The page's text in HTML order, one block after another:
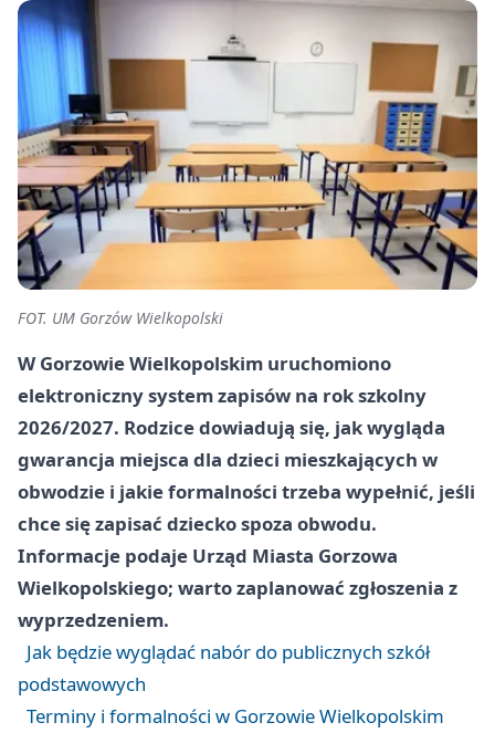
FOT. UM Gorzów Wielkopolski
W Gorzowie Wielkopolskim uruchomiono
elektroniczny system zapisów na rok szkolny
2026/2027. Rodzice dowiadują się, jak wygląda
gwarancja miejsca dla dzieci mieszkających w
obwodzie i jakie formalności trzeba wypełnić, jeśli
chce się zapisać dziecko spoza obwodu.
Informacje podaje Urząd Miasta Gorzowa
Wielkopolskiego; warto zaplanować zgłoszenia z
wyprzedzeniem.
Jak będzie wyglądać nabór do publicznych szkół
podstawowych
Terminy i formalności w Gorzowie Wielkopolskim